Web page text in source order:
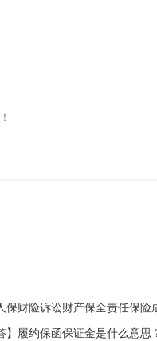
保财险诉讼财产保全责任保险
】履约保函保证金是什么意